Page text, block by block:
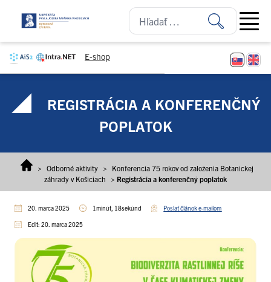
E-shop
Open
REGISTRÁCIA A KONFERENČNÝ
POPLATOK
> Odborné aktivity >
Konferencia 75 rokov od založenia Botanickej
záhrady v Košiciach
> Registrácia a konferenčný poplatok
20. marca 2025 1minút, 18sekúnd Poslať článok e-mailom
Edit: 20. marca 2025